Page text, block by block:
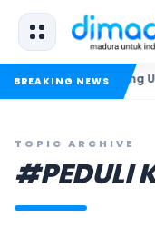
BREAKING NEWS
Madura Dorong UMKM
TOPIC ARCHIVE
#PEDULI